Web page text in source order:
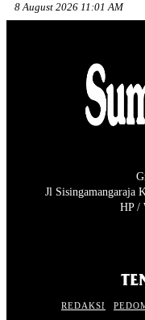
8 August 2026 11:01 AM
Jl Sisingamangaraja
HP /
REDAKSI